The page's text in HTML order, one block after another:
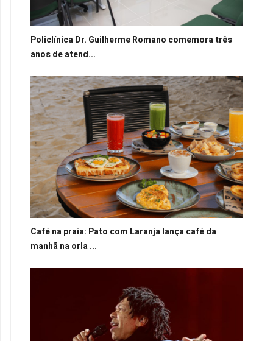
Policlínica Dr. Guilherme Romano comemora três
anos de atend...
Café na praia: Pato com Laranja lança café da
manhã na orla ...